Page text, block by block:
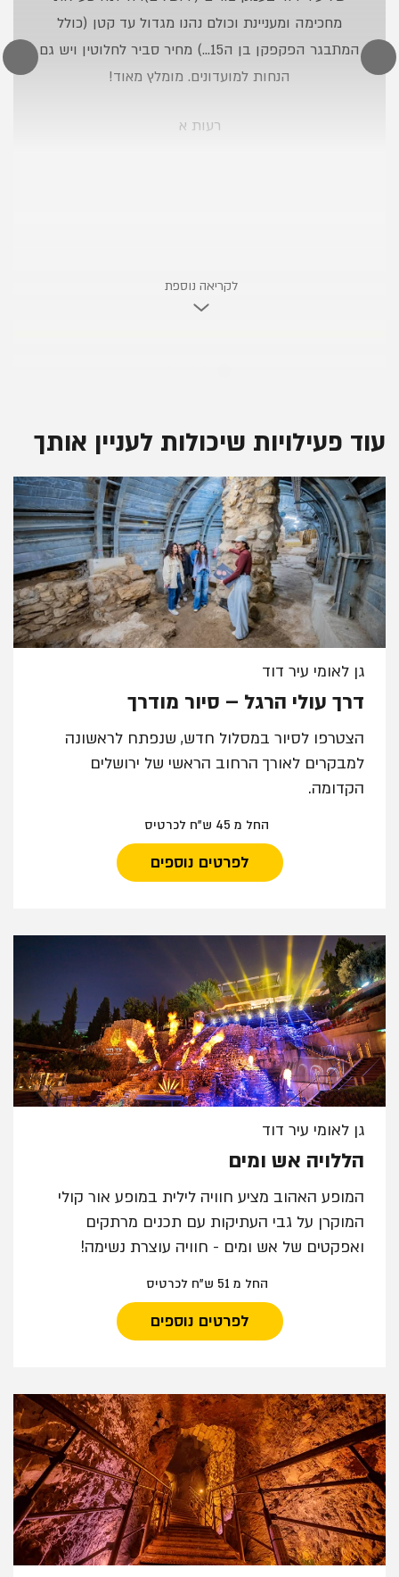
5
כוכבים
מחכימה ומעניינת וכולם נהנו מגדול עד קטן (כולל
המתבגר הפקפקן בן ה15...) מחיר סביר לחלוטין ויש גם
הנחות למועדונים. מומלץ מאוד!
רעות א
לקריאה נוספת
עוד פעילויות שיכולות לעניין אותך
גן לאומי עיר דוד
דרך עולי הרגל – סיור מודרך
הצטרפו לסיור במסלול חדש, שנפתח לראשונה
למבקרים לאורך הרחוב הראשי של ירושלים
הקדומה.
החל מ 45 ש"ח לכרטיס
לפרטים נוספים
גן לאומי עיר דוד
הללויה אש ומים
המופע האהוב מציע חוויה לילית במופע אור קולי
המוקרן על גבי העתיקות עם תכנים מרתקים
ואפקטים של אש ומים - חוויה עוצרת נשימה!
החל מ 51 ש"ח לכרטיס
לפרטים נוספים